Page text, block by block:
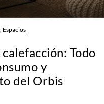
Espacios
Todo
y
del Orbis